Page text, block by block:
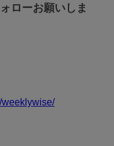
ローお願いしま
weeklywise/